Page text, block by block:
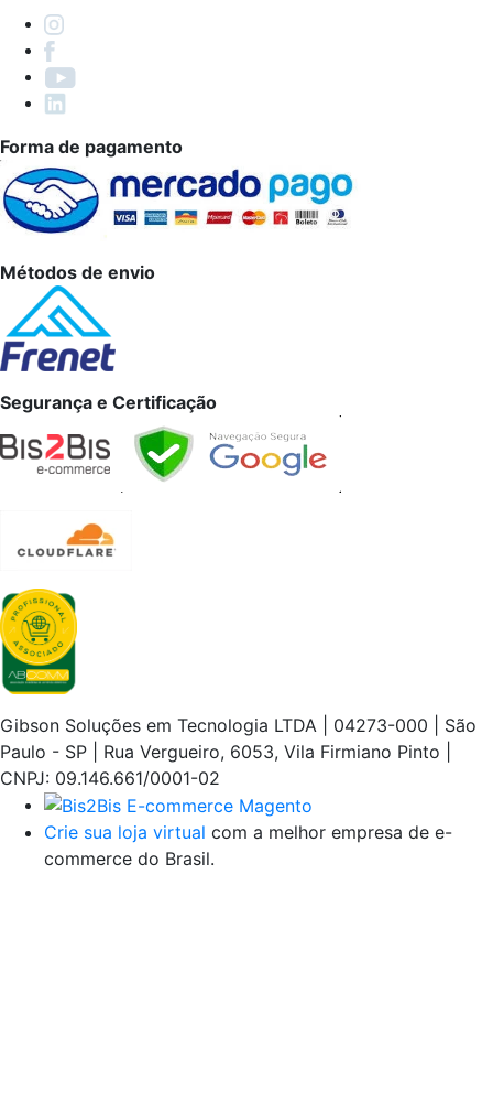
Forma de pagamento
Métodos de envio
Segurança e Certificação
Gibson Soluções em Tecnologia LTDA | 04273-000 | São
Paulo - SP | Rua Vergueiro, 6053, Vila Firmiano Pinto |
CNPJ: 09.146.661/0001-02
Crie sua loja virtual com a melhor empresa de e-
commerce do Brasil.